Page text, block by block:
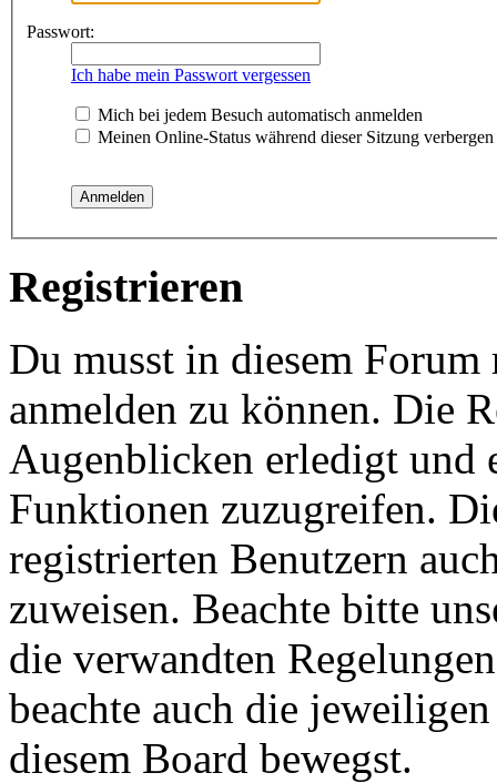
Passwort:
Ich habe mein Passwort vergessen
Mich bei jedem Besuch automatisch anmelden
Meinen Online-Status während dieser Sitzung verbergen
Registrieren
Du musst in diesem
anmelden zu können. Die
Augenblicken erledigt und
Funktionen zuzugreifen.
registrierten Benutzern
zuweisen. Beachte bitte
die verwandten
beachte auch die
diesem Board bewegst.